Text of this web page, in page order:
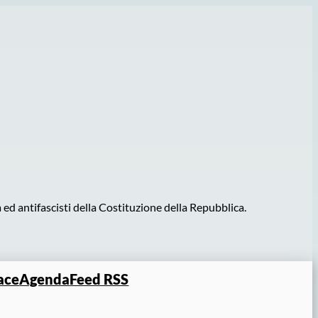
antifascisti della Costituzione della Repubblica.
AgendaFeed RSS